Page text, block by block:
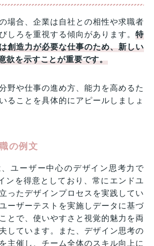
場合、企業は自社との相性や求職者
しろを重視する傾向があります。特
創造力が必要な仕事のため、新しい
欲を示すことが重要です。
野や仕事の進め方、能力を高めるた
ることを具体的にアピールしましょ
の例文
ユーザー中心のデザイン思考力で
ンを得意としており、常にエンドユ
ったデザインプロセスを実践してい
ーザーテストを実施しデータに基づ
とで、使いやすさと視覚的魅力を両
しています。また、デザイン思考の
主催し、チーム全体のスキル向上に